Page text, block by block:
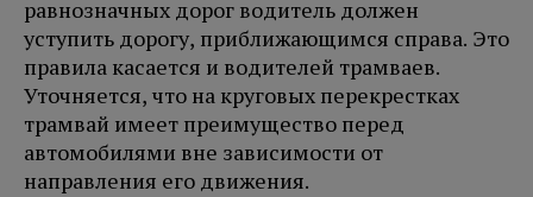
равнозначных дорог водитель должен
уступить дорогу, приближающимся справа. Это
правила касается и водителей трамваев.
Уточняется, что на круговых перекрестках
трамвай имеет преимущество перед
автомобилями вне зависимости от
направления его движения.